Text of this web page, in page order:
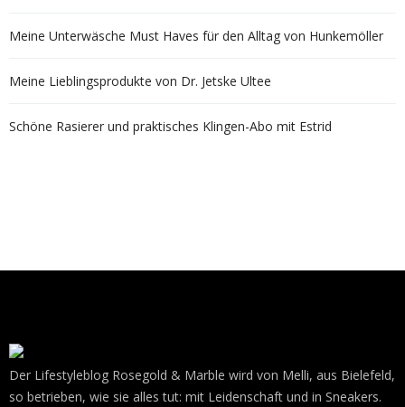
Meine Unterwäsche Must Haves für den Alltag von Hunkemöller
Meine Lieblingsprodukte von Dr. Jetske Ultee
Schöne Rasierer und praktisches Klingen-Abo mit Estrid
Der Lifestyleblog Rosegold & Marble wird von Melli, aus Bielefeld,
so betrieben, wie sie alles tut: mit Leidenschaft und in Sneakers.